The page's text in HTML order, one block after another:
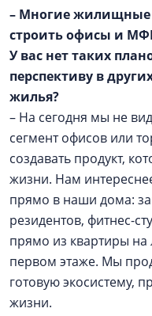
– Многие жилищные
строить офисы и
У вас нет таких
перспективу в
жилья?
– На сегодня мы не
сегмент офисов или
создавать продукт,
жизни. Нам
прямо в наши дома:
резидентов, фитнес-
прямо из квартиры на
первом этаже. Мы
готовую экосистему,
жизни.